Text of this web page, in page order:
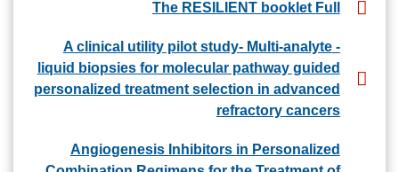
The RESILIENT booklet Full
- A clinical utility pilot study- Multi-analyte
liquid biopsies for molecular pathway guided
personalized treatment selection in advanced
refractory cancers
Angiogenesis Inhibitors in Personalized